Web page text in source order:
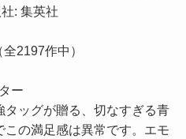
: 集英社
全2197作中）
タッグが贈る、切なすぎる青
の満足感は異常です。 エモ